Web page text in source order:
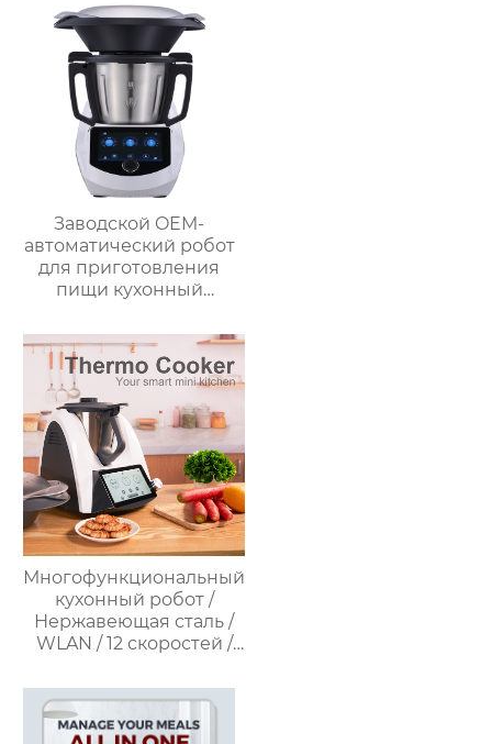
замешивание,
взвешивание
Заводской OEM-
автоматический робот
для приготовления
пищи кухонный
робот-миксер с чашей
объемом 3,5 л робот
для подключения к
кухне месье
Многофункциональный
кухонный робот /
Нержавеющая сталь /
WLAN / 12 скоростей /
Программируемый /
Предустановленные
рецепты / Миксер